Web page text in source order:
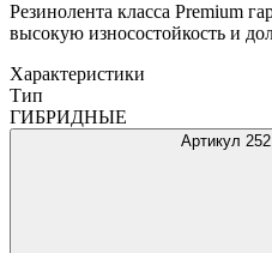
Резинолента класса Premium
высокую износостойкость и
Характеристики
Тип
ГИБРИДНЫЕ
Артикул